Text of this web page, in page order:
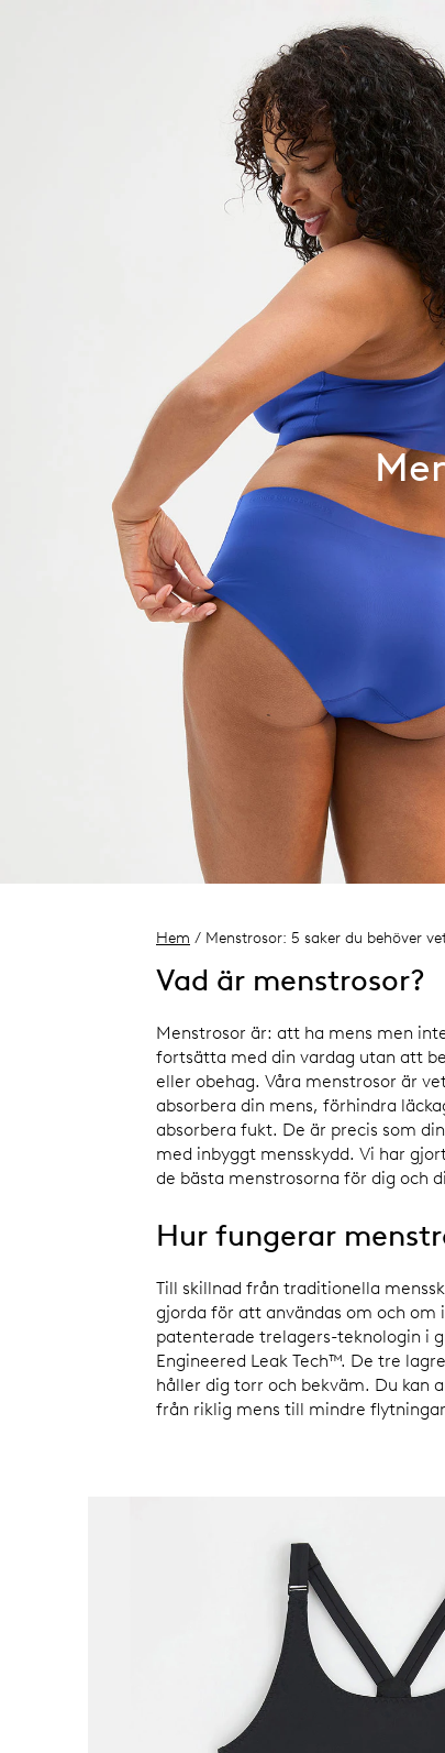
Hem / Menstrosor: 5 saker du behöver
Vad är menstrosor?
Menstrosor är: att ha mens men
fortsätta med din vardag utan att
eller obehag. Våra menstrosor är
absorbera din mens, förhindra
absorbera fukt. De är precis som
med inbyggt mensskydd. Vi har
de bästa menstrosorna för dig och
Hur fungerar
Till skillnad från traditionella
gjorda för att användas om och om
patenterade trelagers-teknologin i
Engineered Leak Tech™. De tre
håller dig torr och bekväm. Du kan
från riklig mens till mindre